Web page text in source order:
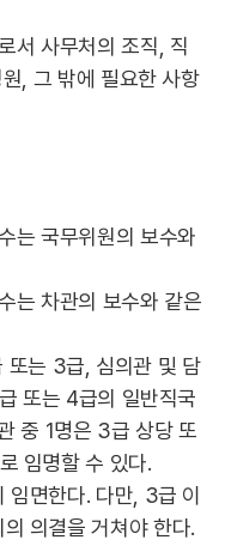
서 사무처의 조직, 직
, 그 밖에 필요한 사항
는 국무위원의 보수와
는 차관의 보수와 같은
는 3급, 심의관 및 담
또는 4급의 일반직국
중 1명은 3급 상당 또
임명할 수 있다.
면한다. 다만, 3급 이
의결을 거쳐야 한다.